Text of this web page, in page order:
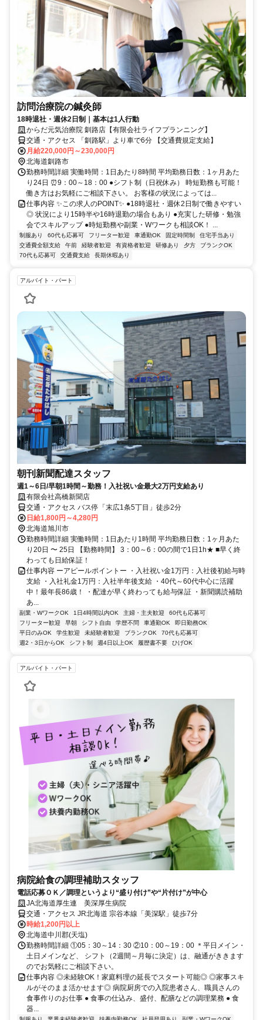
訪問治療院の鍼灸師
18時退社・週休2日制｜基本は1人行動
からだ元気治療院 釧路店【有限会社ライフプランニング】
交通・アクセス 「釧路駅」より車で6分 【交通費規定支給】
月給220,000円～230,000円
北海道釧路市
勤務時間詳細 実働時間：1日あたり8時間 平均勤務日数：1ヶ月あた
り24日 ⏰9：00～18：00 ●シフト制（日祝休み） 時短勤務も可能！
働き方はお気軽にご相談下さい。 お客様の状況によっては...
仕事内容 ✨この求人のPOINT✨ ●18時退社・週休2日制で働きやすい
◎ 状況により15時半や16時退勤の場合もあり ●充実した研修・勉強
会でスキルアップ ●時短勤務や副業・Wワークも相談OK！ ...
制服あり 60代も応募可 フリーター歓迎 車通勤OK 固定時間制
住宅手当あり
交通費全額支給
午前 経験者歓迎 有資格者歓迎 研修あり 夕方
ブランクOK
70代も応募可
交通費支給 長期休暇あり
アルバイト・パート
朝刊新聞配達スタッフ
週1～6日/早朝1時間～勤務！入社祝い金最大2万円支給あり
有限会社高橋新聞店
交通・アクセス バス停「末広1条5丁目」徒歩2分
日給1,800円～4,280円
北海道旭川市
勤務時間詳細 実働時間：1日あたり1時間 平均勤務日数：1ヶ月あた
り20日 〜 25日 【勤務時間】 3：00～6：00の間で1日1h★ ■早く終
わっても日給保証！
仕事内容 ーアピールポイントー ・入社祝い金1万円：入社後初給与時
支給 ・入社礼金1万円：入社半年後支給 ・40代～60代中心に活躍
中！最年長86歳！ ・配達が早く終わっても給与保証 ・新聞購読補助
あ...
副業・WワークOK 1日4時間以内OK 主婦・主夫歓迎
60代も応募可
フリーター歓迎
早朝 シフト自由 学歴不問 車通勤OK
即日勤務OK
平日のみOK
学生歓迎 未経験者歓迎 ブランクOK
70代も応募可
週2・3日からOK
シフト制 週4日以上OK 履歴書不要 ひげOK
アルバイト・パート
病院給食の調理補助スタッフ
電話応募ＯＫ／調理というより“盛り付け”や“片付け”が中心
JA北海道厚生連 美深厚生病院
交通・アクセス JR北海道 宗谷本線「美深駅」徒歩7分
時給1,200円以上
北海道中川郡(天塩)
勤務時間詳細 ①05：30～14：30 ②10：00～19：00 ＊平日メイン・
土日メインなど、 シフト（2週間～月毎に決定）は、融通がききます
のでお気軽にご相談下さい。
仕事内容 ◎未経験OK！家庭料理の延長でスタート可能◎ ◎家事スキ
ルがそのまま活かせます◎ 病院厨房での入院患者さん、職員さんの
食事作りのお仕事 ● 食事の仕込み、盛付、配膳などの調理業務 ● 食
器...